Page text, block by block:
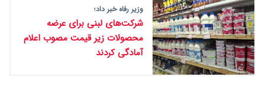
وزیر رفاه خبر داد؛
شرکت‌های لبنی برای عرضه
محصولات زیر قیمت‌ مصوب اعلام
آمادگی کردند